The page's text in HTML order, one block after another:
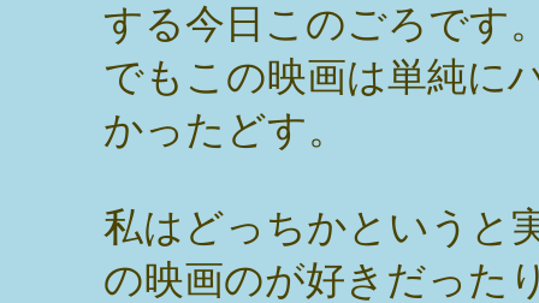
する今日このごろです
でもこの映画は単純に
かったどす。
私はどっちかというと
の映画のが好きだった